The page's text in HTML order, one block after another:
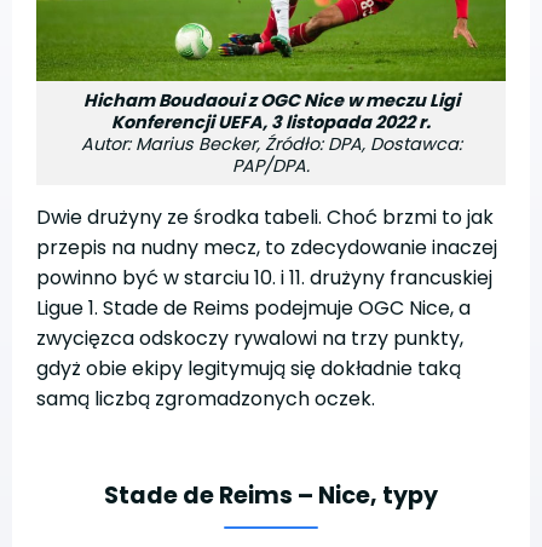
Hicham Boudaoui z OGC Nice w meczu Ligi
Konferencji UEFA, 3 listopada 2022 r.
Autor: Marius Becker, Źródło: DPA, Dostawca:
PAP/DPA.
Dwie drużyny ze środka tabeli. Choć brzmi to jak
przepis na nudny mecz, to zdecydowanie inaczej
powinno być w starciu 10. i 11. drużyny francuskiej
Ligue 1. Stade de Reims podejmuje OGC Nice, a
zwycięzca odskoczy rywalowi na trzy punkty,
gdyż obie ekipy legitymują się dokładnie taką
samą liczbą zgromadzonych oczek.
Stade de Reims – Nice, typy